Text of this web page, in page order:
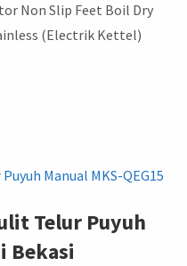
Non Slip Feet Boil Dry
(Electrik Kettel)
Telur Puyuh
Bekasi